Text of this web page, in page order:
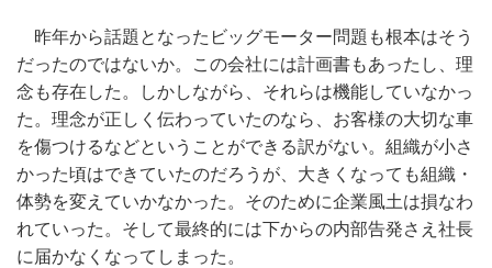
昨年から話題となったビッグモーター問題も根本はそう
だったのではないか。この会社には計画書もあったし、理
念も存在した。しかしながら、それらは機能していなかっ
た。理念が正しく伝わっていたのなら、お客様の大切な車
を傷つけるなどということができる訳がない。組織が小さ
かった頃はできていたのだろうが、大きくなっても組織・
体勢を変えていかなかった。そのために企業風土は損なわ
れていった。そして最終的には下からの内部告発さえ社長
に届かなくなってしまった。